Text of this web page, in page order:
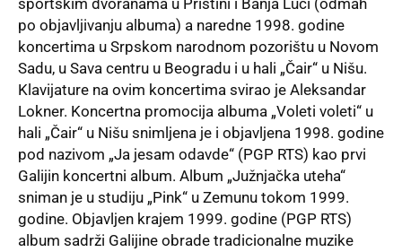
sportskim dvoranama u Prištini i Banja Luci (odmah
po objavljivanju albuma) a naredne 1998. godine
koncertima u Srpskom narodnom pozorištu u Novom
Sadu, u Sava centru u Beogradu i u hali „Čair“ u Nišu.
Klavijature na ovim koncertima svirao je Aleksandar
Lokner. Koncertna promocija albuma „Voleti voleti“ u
hali „Čair“ u Nišu snimljena je i objavljena 1998. godine
pod nazivom „Ja jesam odavde“ (PGP RTS) kao prvi
Galijin koncertni album. Album „Južnjačka uteha“
sniman je u studiju „Pink“ u Zemunu tokom 1999.
godine. Objavljen krajem 1999. godine (PGP RTS)
album sadrži Galijine obrade tradicionalne muzike